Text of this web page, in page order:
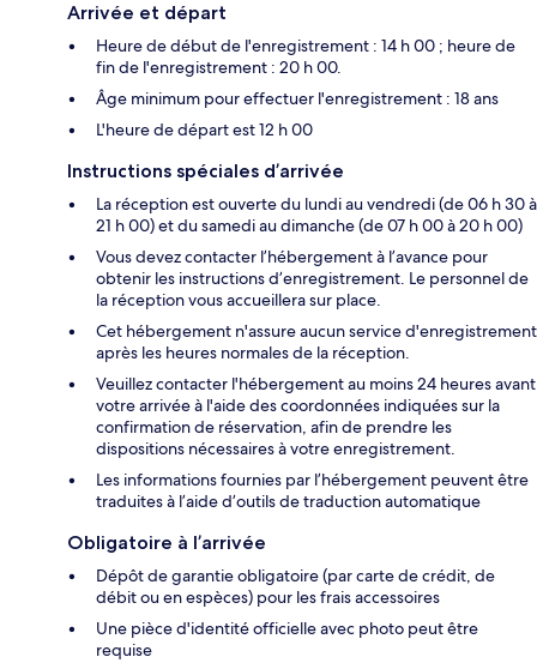
Arrivée et départ
Heure de début de l'enregistrement : 14 h 00 ; heure de
fin de l'enregistrement : 20 h 00.
Âge minimum pour effectuer l'enregistrement : 18 ans
L'heure de départ est 12 h 00
Instructions spéciales d’arrivée
La réception est ouverte du lundi au vendredi (de 06 h 30 à
21 h 00) et du samedi au dimanche (de 07 h 00 à 20 h 00)
Vous devez contacter l’hébergement à l’avance pour
obtenir les instructions d’enregistrement. Le personnel de
la réception vous accueillera sur place.
Cet hébergement n'assure aucun service d'enregistrement
après les heures normales de la réception.
Veuillez contacter l'hébergement au moins 24 heures avant
votre arrivée à l'aide des coordonnées indiquées sur la
confirmation de réservation, afin de prendre les
dispositions nécessaires à votre enregistrement.
Les informations fournies par l’hébergement peuvent être
traduites à l’aide d’outils de traduction automatique
Obligatoire à l’arrivée
Dépôt de garantie obligatoire (par carte de crédit, de
débit ou en espèces) pour les frais accessoires
Une pièce d'identité officielle avec photo peut être
requise